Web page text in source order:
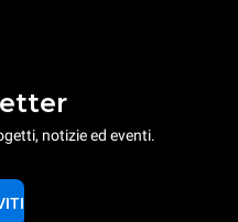
notizie ed eventi.